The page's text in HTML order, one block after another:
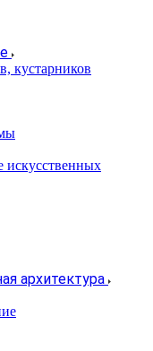
кустарников
искусственных
архитектура